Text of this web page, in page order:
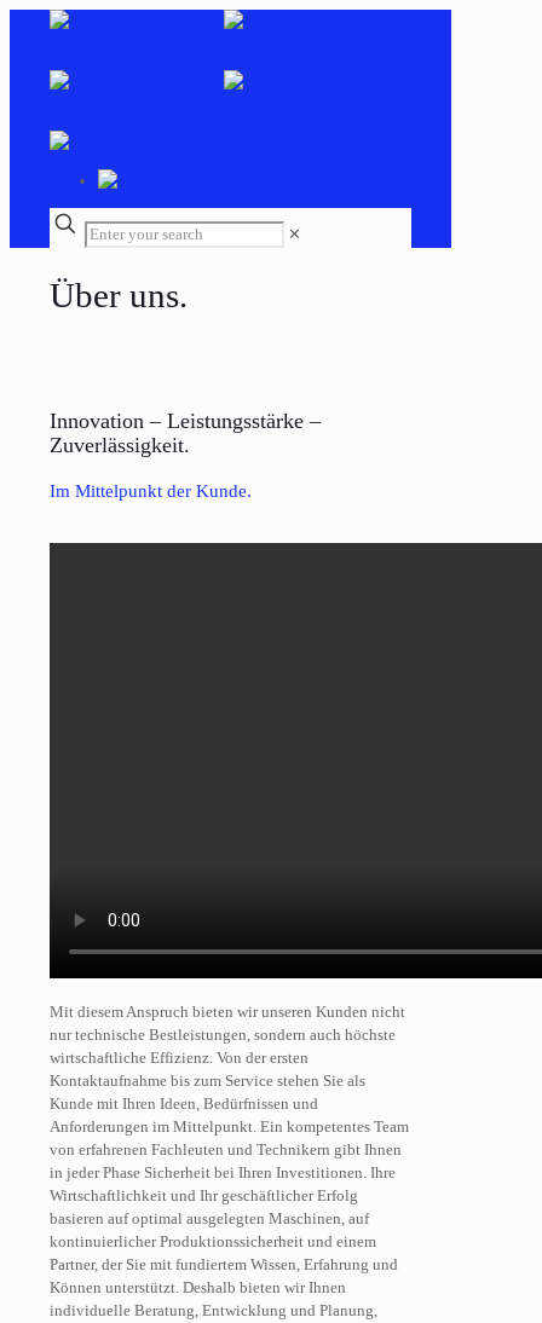
✕
Über uns.
Innovation – Leistungsstärke –
Zuverlässigkeit.
Im Mittelpunkt der Kunde.
Mit diesem Anspruch bieten wir unseren Kunden nicht
nur technische Bestleistungen, sondern auch höchste
wirtschaftliche Effizienz. Von der ersten
Kontaktaufnahme bis zum Service stehen Sie als
Kunde mit Ihren Ideen, Bedürfnissen und
Anforderungen im Mittelpunkt. Ein kompetentes Team
von erfahrenen Fachleuten und Technikern gibt Ihnen
in jeder Phase Sicherheit bei Ihren Investitionen. Ihre
Wirtschaftlichkeit und Ihr geschäftlicher Erfolg
basieren auf optimal ausgelegten Maschinen, auf
kontinuierlicher Produktionssicherheit und einem
Partner, der Sie mit fundiertem Wissen, Erfahrung und
Können unterstützt. Deshalb bieten wir Ihnen
individuelle Beratung, Entwicklung und Planung,